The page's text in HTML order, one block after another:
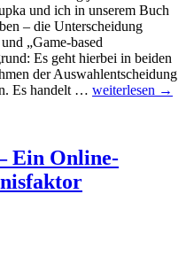
und ich in unserem Buch
– die Unterscheidung
„Game-based
Es geht hierbei in beiden
der Auswahlentscheidung
Es handelt … Verschiedene
Gamified
Assessments
weiterlesen →
Ein Online-